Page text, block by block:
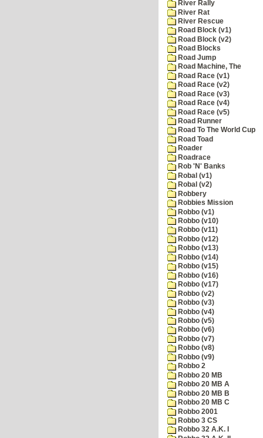
River Rally
River Rat
River Rescue
Road Block (v1)
Road Block (v2)
Road Blocks
Road Jump
Road Machine, The
Road Race (v1)
Road Race (v2)
Road Race (v3)
Road Race (v4)
Road Race (v5)
Road Runner
Road To The World Cup
Road Toad
Roader
Roadrace
Rob 'N' Banks
Robal (v1)
Robal (v2)
Robbery
Robbies Mission
Robbo (v1)
Robbo (v10)
Robbo (v11)
Robbo (v12)
Robbo (v13)
Robbo (v14)
Robbo (v15)
Robbo (v16)
Robbo (v17)
Robbo (v2)
Robbo (v3)
Robbo (v4)
Robbo (v5)
Robbo (v6)
Robbo (v7)
Robbo (v8)
Robbo (v9)
Robbo 2
Robbo 20 MB
Robbo 20 MB A
Robbo 20 MB B
Robbo 20 MB C
Robbo 2001
Robbo 3 CS
Robbo 32 A.K. I